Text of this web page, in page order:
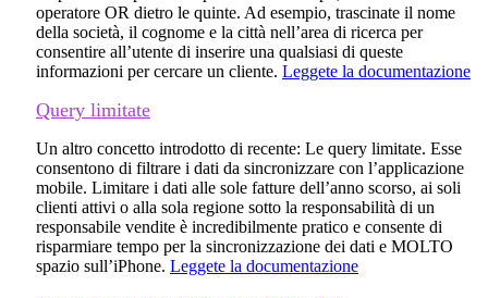
operatore OR dietro le quinte. Ad esempio, trascinate il nome
della società, il cognome e la città nell’area di ricerca per
consentire all’utente di inserire una qualsiasi di queste
informazioni per cercare un cliente. Leggete la documentazione
Query limitate
Un altro concetto introdotto di recente: Le query limitate. Esse
consentono di filtrare i dati da sincronizzare con l’applicazione
mobile. Limitare i dati alle sole fatture dell’anno scorso, ai soli
clienti attivi o alla sola regione sotto la responsabilità di un
responsabile vendite è incredibilmente pratico e consente di
risparmiare tempo per la sincronizzazione dei dati e MOLTO
spazio sull’iPhone. Leggete la documentazione